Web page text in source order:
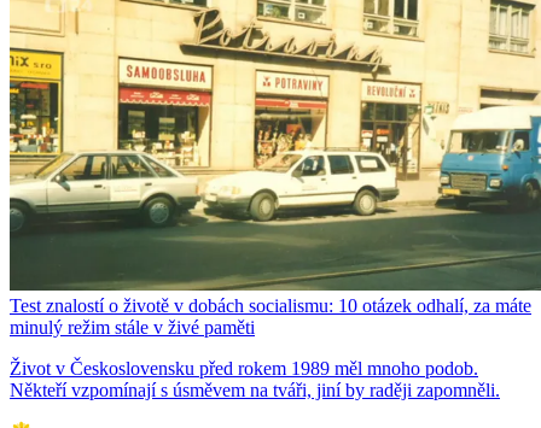
Test znalostí o životě v dobách socialismu: 10 otázek odhalí, za máte
minulý režim stále v živé paměti
Život v Československu před rokem 1989 měl mnoho podob.
Někteří vzpomínají s úsměvem na tváři, jiní by raději zapomněli.